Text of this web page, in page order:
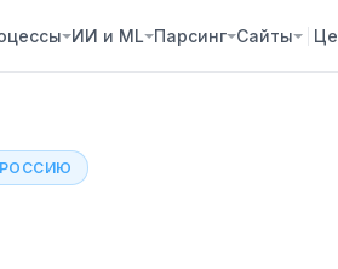
ИИ и ML Парсинг Сайты
РОССИЮ